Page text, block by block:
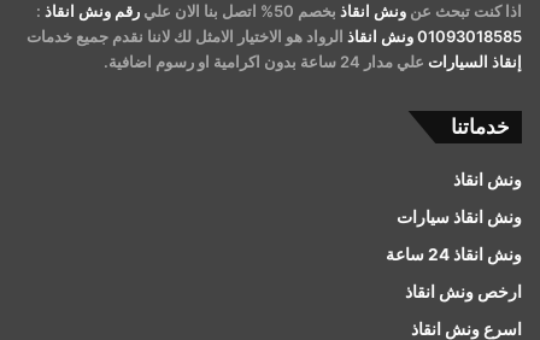
اذا كنت تبحث عن ونش انقاذ بخصم 50% اتصل بنا الان علي رقم ونش انقاذ :
01093018585ونش انقاذ الرواد هو الاختيار الامثل لك لاننا نقدم جميع خدمات
إنقاذ السيارات علي مدار 24 ساعة بدون اكرامية او رسوم اضافية.
خدماتنا
ونش انقاذ
ونش انقاذ سيارات
ونش انقاذ 24 ساعة
ارخص ونش انقاذ
اسرع ونش انقاذ